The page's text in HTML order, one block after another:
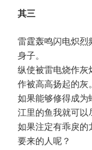
其三
雷霆轰鸣闪电炽
身子。
纵使被雷电烧作
作被高高扬起的灰。
如果能够修得成为
江里的鱼我就可以
如果注定有乖戾的
要来的人呢？